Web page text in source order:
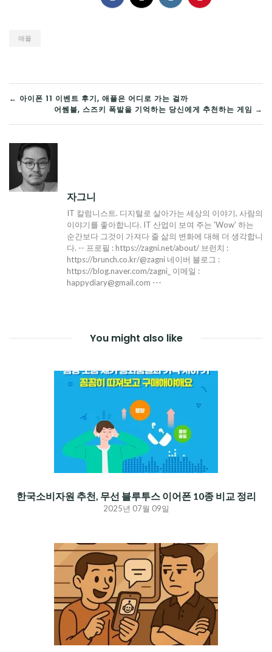
애플
글
탐
색
← 아이폰 11 이벤트 후기, 애플은 어디로 가는 걸까
어쎔블, 스즈키 폭발을 기억하는 당신에게 추천하는 게임 →
자그니
IT 칼럼니스트. 디지털로 살아가는 세상의 이야기, 사람의
이야기를 좋아합니다. IT 산업이 보여 주는 'Wow' 하는
순간보다 그것이 가져다 줄 삶의 변화에 대해 더 생각합니
다. -- 프로필 : https://zagni.net/about/ 브런치 :
https://brunch.co.kr/@zagni 네이버 블로그 :
https://blog.naver.com/zagni_ 이메일 :
happydiary@gmail.com ---
You might also like
한국소비자원 추천, 무선 블루투스 이어폰 10종 비교 정리
2025년 07월 09일